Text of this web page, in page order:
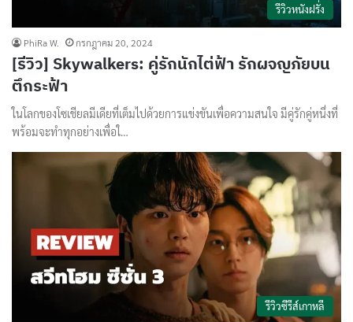
รีวิวหนังฝรั่ง
PhiRa W. กรกฎาคม 20, 2024
[รีวิว] Skywalkers: คู่รักนักไต่ฟ้า รักผจญภัยบน
ตึกระฟ้า
ในโลกของโซเชียลมีเดียที่เต็มไปด้วยการแข่งขันเพื่อความสนใจ มีคู่รักคู่หนึ่งที่
พร้อมจะทำทุกอย่างเพื่อใ…
รีวิวซีรีส์เกาหลี